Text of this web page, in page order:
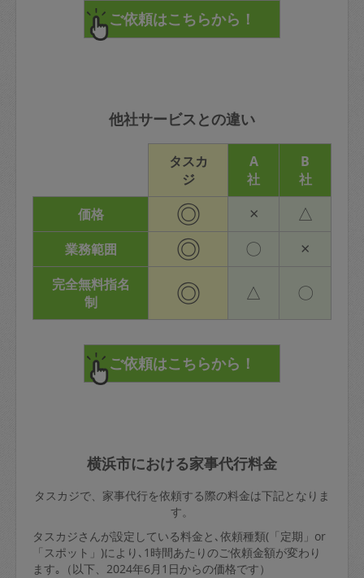
他社サービスとの違い
タスカ
ジ
A
社
B
社
価格
◎ × △
業務範囲 ◎ 〇 ×
完全無料指名
制
◎ △ 〇
横浜市における家事代行料金
タスカジで、家事代行を依頼する際の料金は下記となりま
す。
タスカジさんが設定している料金と､依頼種類(「定期」or
「スポット」)により､1時間あたりのご依頼金額が変わり
ます｡（以下、2024年6月1日からの価格です）